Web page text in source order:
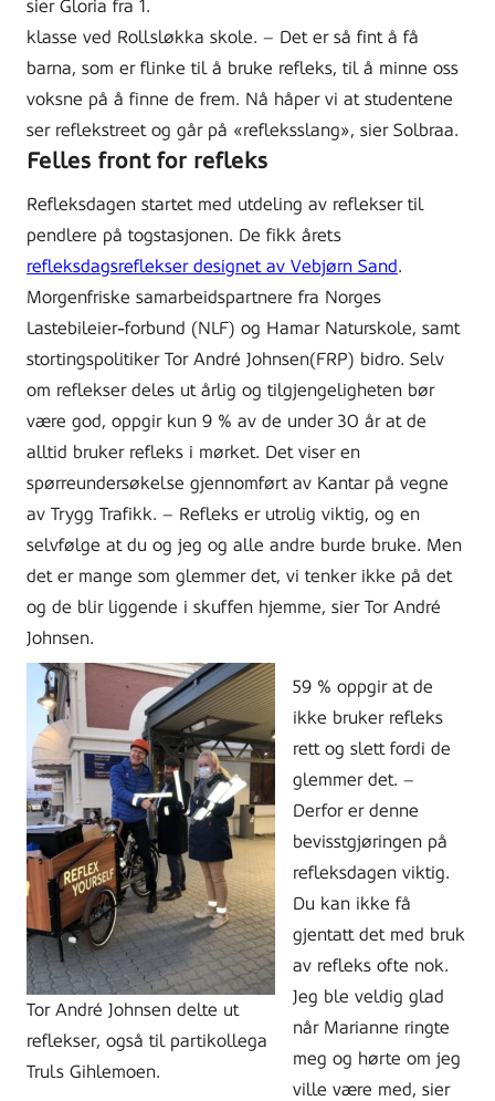
sier Gloria fra 1.
klasse ved Rollsløkka skole. – Det er så fint å få
barna, som er flinke til å bruke refleks, til å minne oss
voksne på å finne de frem. Nå håper vi at studentene
ser reflekstreet og går på «refleksslang», sier Solbraa.
Felles front for refleks
Refleksdagen startet med utdeling av reflekser til
pendlere på togstasjonen. De fikk årets
refleksdagsreflekser designet av Vebjørn Sand.
Morgenfriske samarbeidspartnere fra Norges
Lastebileier-forbund (NLF) og Hamar Naturskole, samt
stortingspolitiker Tor André Johnsen(FRP) bidro. Selv
om reflekser deles ut årlig og tilgjengeligheten bør
være god, oppgir kun 9 % av de under 30 år at de
alltid bruker refleks i mørket. Det viser en
spørreundersøkelse gjennomført av Kantar på vegne
av Trygg Trafikk. – Refleks er utrolig viktig, og en
selvfølge at du og jeg og alle andre burde bruke. Men
det er mange som glemmer det, vi tenker ikke på det
og de blir liggende i skuffen hjemme, sier Tor André
Johnsen.
Tor André Johnsen delte ut
reflekser, også til partikollega
Truls Gihlemoen.
59 % oppgir at de
ikke bruker refleks
rett og slett fordi de
glemmer det. –
Derfor er denne
bevisstgjøringen på
refleksdagen viktig.
Du kan ikke få
gjentatt det med bruk
av refleks ofte nok.
Jeg ble veldig glad
når Marianne ringte
meg og hørte om jeg
ville være med, sier